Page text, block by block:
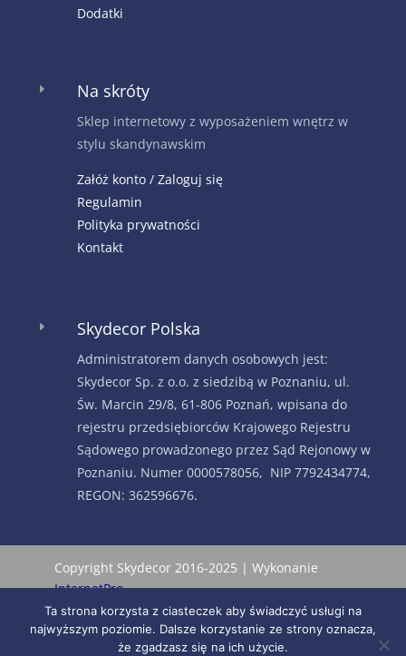
Dodatki
E Na skróty
Sklep internetowy z wyposażeniem wnętrz w
stylu skandynawskim
Załóż konto / Zaloguj się
Regulamin
Polityka prywatności
Kontakt
E Skydecor Polska
Administratorem danych osobowych jest:
Skydecor Sp. z o.o. z siedzibą w Poznaniu, ul.
Św. Marcin 29/8, 61-806 Poznań, wpisana do
rejestru przedsiębiorców Krajowego Rejestru
Sądowego prowadzonego przez Sąd Rejonowy w
Poznaniu. Numer 0000578056, NIP 7792434774,
REGON: 362596676.
Copyright Skydecor 2016-2025 | Wykonanie
InternetPro
Ta strona korzysta z ciasteczek aby świadczyć usługi na
najwyższym poziomie. Dalsze korzystanie ze strony oznacza,
że zgadzasz się na ich użycie.